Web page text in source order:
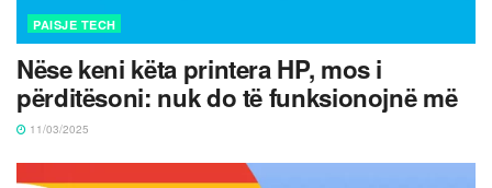
PAISJE TECH
Nëse keni këta printera HP, mos i
përditësoni: nuk do të funksionojnë më
11/03/2025